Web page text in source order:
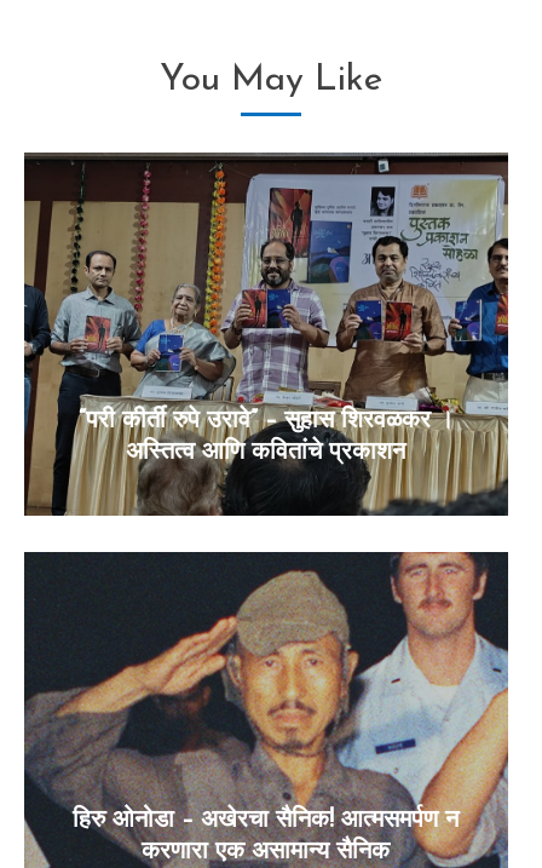
You May Like
“परी कीर्ती रुपे उरावे” – सुहास शिरवळकर ।
अस्तित्व आणि कवितांचे प्रकाशन
हिरु ओनोडा – अखेरचा सैनिक! आत्मसमर्पण न
करणारा एक असामान्य सैनिक